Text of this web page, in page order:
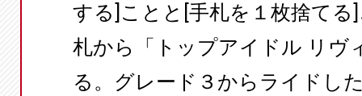
する]ことと[手札を１枚捨て
札から「トップアイドル リヴ
る。グレード３からライドし